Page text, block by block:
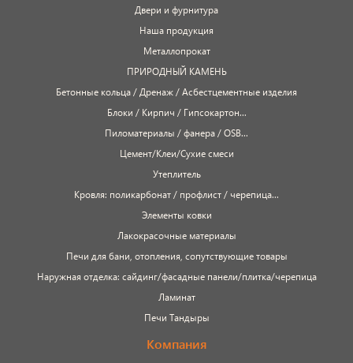
Двери и фурнитура
Наша продукция
Металлопрокат
ПРИРОДНЫЙ КАМЕНЬ
Бетонные кольца / Дренаж / Асбестцементные изделия
Блоки / Кирпич / Гипсокартон...
Пиломатериалы / фанера / OSB...
Цемент/Клеи/Сухие смеси
Утеплитель
Кровля: поликарбонат / профлист / черепица...
Элементы ковки
Лакокрасочные материалы
Печи для бани, отопления, сопутствующие товары
Наружная отделка: сайдинг/фасадные панели/плитка/черепица
Ламинат
Печи Тандыры
Компания